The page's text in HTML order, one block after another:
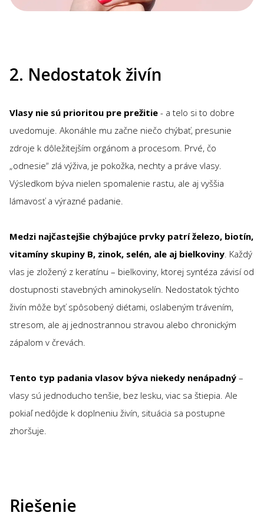
2. Nedostatok živín
Vlasy nie sú prioritou pre prežitie - a telo si to dobre
uvedomuje. Akonáhle mu začne niečo chýbať, presunie
zdroje k dôležitejším orgánom a procesom. Prvé, čo
„odnesie“ zlá výživa, je pokožka, nechty a práve vlasy.
Výsledkom býva nielen spomalenie rastu, ale aj vyššia
lámavosť a výrazné padanie.
Medzi najčastejšie chýbajúce prvky patrí železo, biotín,
vitamíny skupiny B, zinok, selén, ale aj bielkoviny . Každý
vlas je zložený z keratínu – bielkoviny, ktorej syntéza závisí od
dostupnosti stavebných aminokyselín. Nedostatok týchto
živín môže byť spôsobený diétami, oslabeným trávením,
stresom, ale aj jednostrannou stravou alebo chronickým
zápalom v črevách.
Tento typ padania vlasov býva niekedy nenápadný –
vlasy sú jednoducho tenšie, bez lesku, viac sa štiepia. Ale
pokiaľ nedôjde k doplneniu živín, situácia sa postupne
zhoršuje.
Riešenie